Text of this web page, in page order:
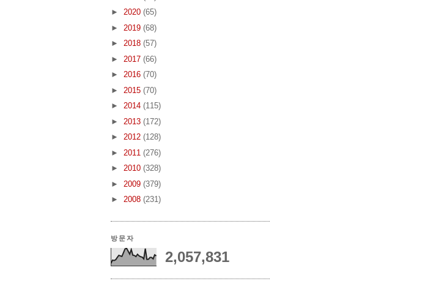
► 2020 (65)
► 2019 (68)
► 2018 (57)
► 2017 (66)
► 2016 (70)
► 2015 (70)
► 2014 (115)
► 2013 (172)
► 2012 (128)
► 2011 (276)
► 2010 (328)
► 2009 (379)
► 2008 (231)
방문자
2,057,831